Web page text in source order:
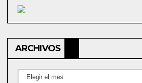
ARCHIVOS
Archivos